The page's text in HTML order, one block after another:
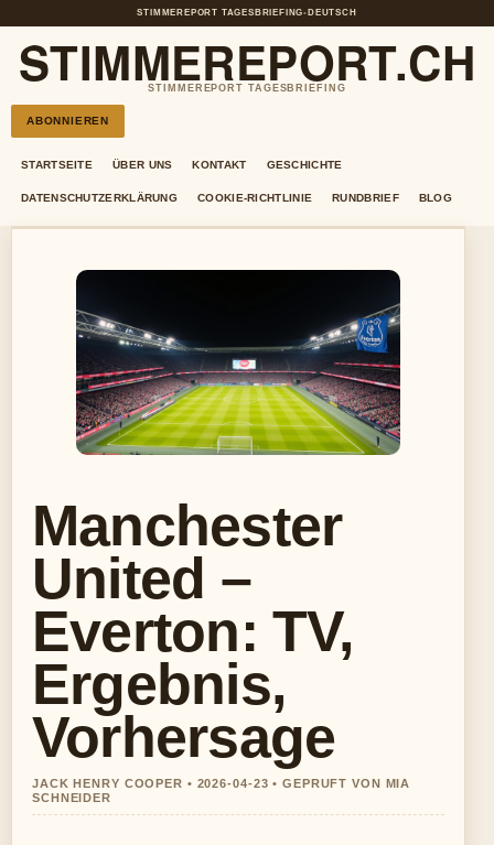
STIMMEREPORT TAGESBRIEFING• DEUTSCH
STIMMEREPORT.CH
STIMMEREPORT TAGESBRIEFING
ABONNIEREN
STARTSEITE ÜBER UNS KONTAKT GESCHICHTE
DATENSCHUTZERKLÄRUNG COOKIE-RICHTLINIE RUNDBRIEF BLOG
Manchester
United –
Everton: TV,
Ergebnis,
Vorhersage
JACK HENRY COOPER • 2026-04-23 • GEPRUFT VON MIA
SCHNEIDER